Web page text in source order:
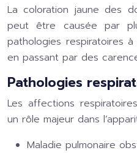
La coloration jaune des
peut être causée par
pathologies respiratoires
en passant par des
Pathologies
Les affections
un rôle majeur dans
Maladie pulmonaire